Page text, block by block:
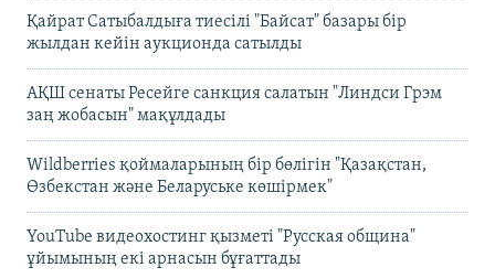
Қайрат Сатыбалдыға тиесілі "Байсат" базары бір
жылдан кейін аукционда сатылды
АҚШ сенаты Ресейге санкция салатын "Линдси Грэм
заң жобасын" мақұлдады
Wildberries қоймаларының бір бөлігін "Қазақстан,
Өзбекстан және Беларуське көшірмек"
YouTube видеохостинг қызметі "Русская община"
ұйымының екі арнасын бұғаттады